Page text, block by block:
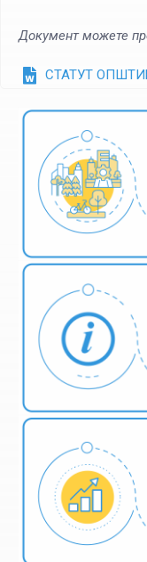
Документ можете
СТАТУТ